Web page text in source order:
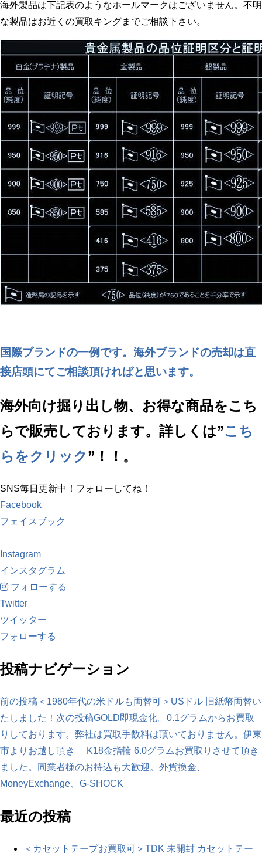
海外製品は下記表のようなホールマークはございません。不明
な製品はお近くの買取キングまでご相談下さい。
国際ブランドの一例です。海外ブランドの売却は直
接店頭にてご相談頂ければと思います。
海外向け掘り出し物、お得な商品をこち
らで販売しております。詳しくは”こち
らをクリック”！！。
SNS毎日更新中！フォローしてね！
Facebook
フェイスブック
Instagram
インスタグラム
フォローする
Twitter
ツイッター
フォローする
投稿ナビゲーション
前の投稿 ＜1980年代の米ドルも両替可＞USドル 旧紙幣両替い
たしました！ 次の投稿GOLD即現金化。0.1グラムからお買取
りしております。弊社は買取手数料は頂いておりません。伊東
市よりお越し頂き K18金指輪 6.0グラムお買取りさせて頂き
ました。同業者様のお持込も大歓迎。外貨換金、
MoneyExchange、G-SHOCK
最近の投稿
＜カセットテープお買取可＞TDK 未開封 カセットテー